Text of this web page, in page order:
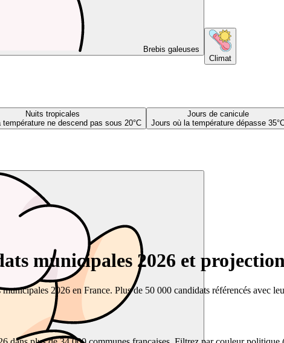
Brebis galeuses
Climat
Nuits tropicales
température ne descend pas sous 20°C
Jours de canicule
Jours où la température dépasse
municipales 2026 et
2026 en France. Plus de 50 000 candidats référencés avec